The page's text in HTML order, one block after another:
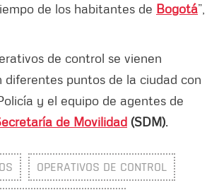
de los habitantes de Bogotá”,
de control se vienen
diferentes puntos de la ciudad con
y el equipo de agentes de
de Movilidad (SDM).
OPERATIVOS DE CONTROL